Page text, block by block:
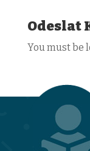
Odeslat
You must be